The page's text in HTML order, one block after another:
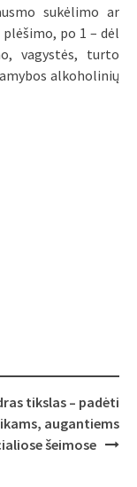
sukėlimo ar
po 1 – dėl
vagystės, turto
alkoholinių
tikslas – padėti
augantiems
šeimose